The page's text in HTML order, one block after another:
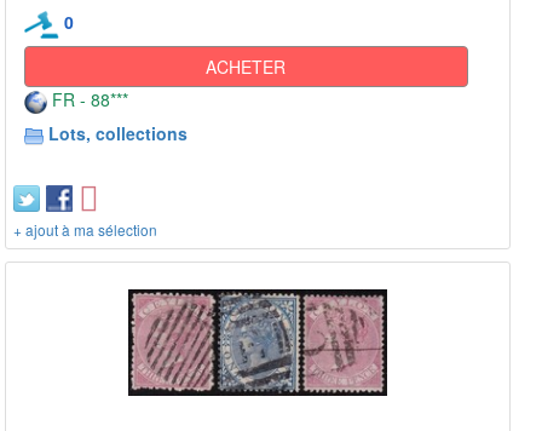
0
ACHETER
FR - 88***
Lots, collections
+ ajout à ma sélection